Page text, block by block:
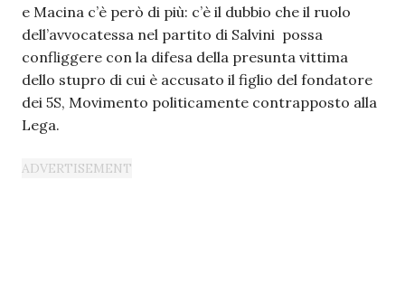
e Macina c’è però di più: c’è il dubbio che il ruolo
dell’avvocatessa nel partito di Salvini possa
confliggere con la difesa della presunta vittima
dello stupro di cui è accusato il figlio del fondatore
dei 5S, Movimento politicamente contrapposto alla
Lega.